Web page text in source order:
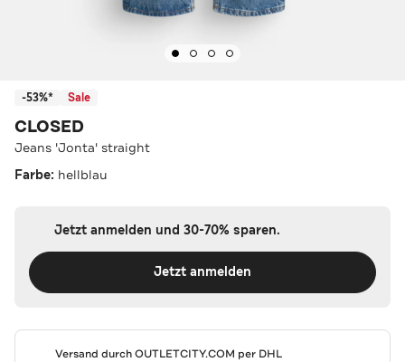
-53%* Sale
CLOSED
Jeans 'Jonta' straight
Farbe: hellblau
Jetzt anmelden und 30-70% sparen.
Jetzt anmelden
Versand durchOUTLETCITY.COM per DHL